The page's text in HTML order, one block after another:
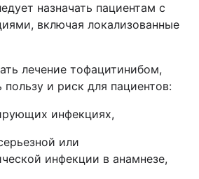
назначать пациентам с
включая локализованные
лечение тофацитинибом,
пользу и риск для пациентов:
инфекциях,
или
инфекции в анамнезе,